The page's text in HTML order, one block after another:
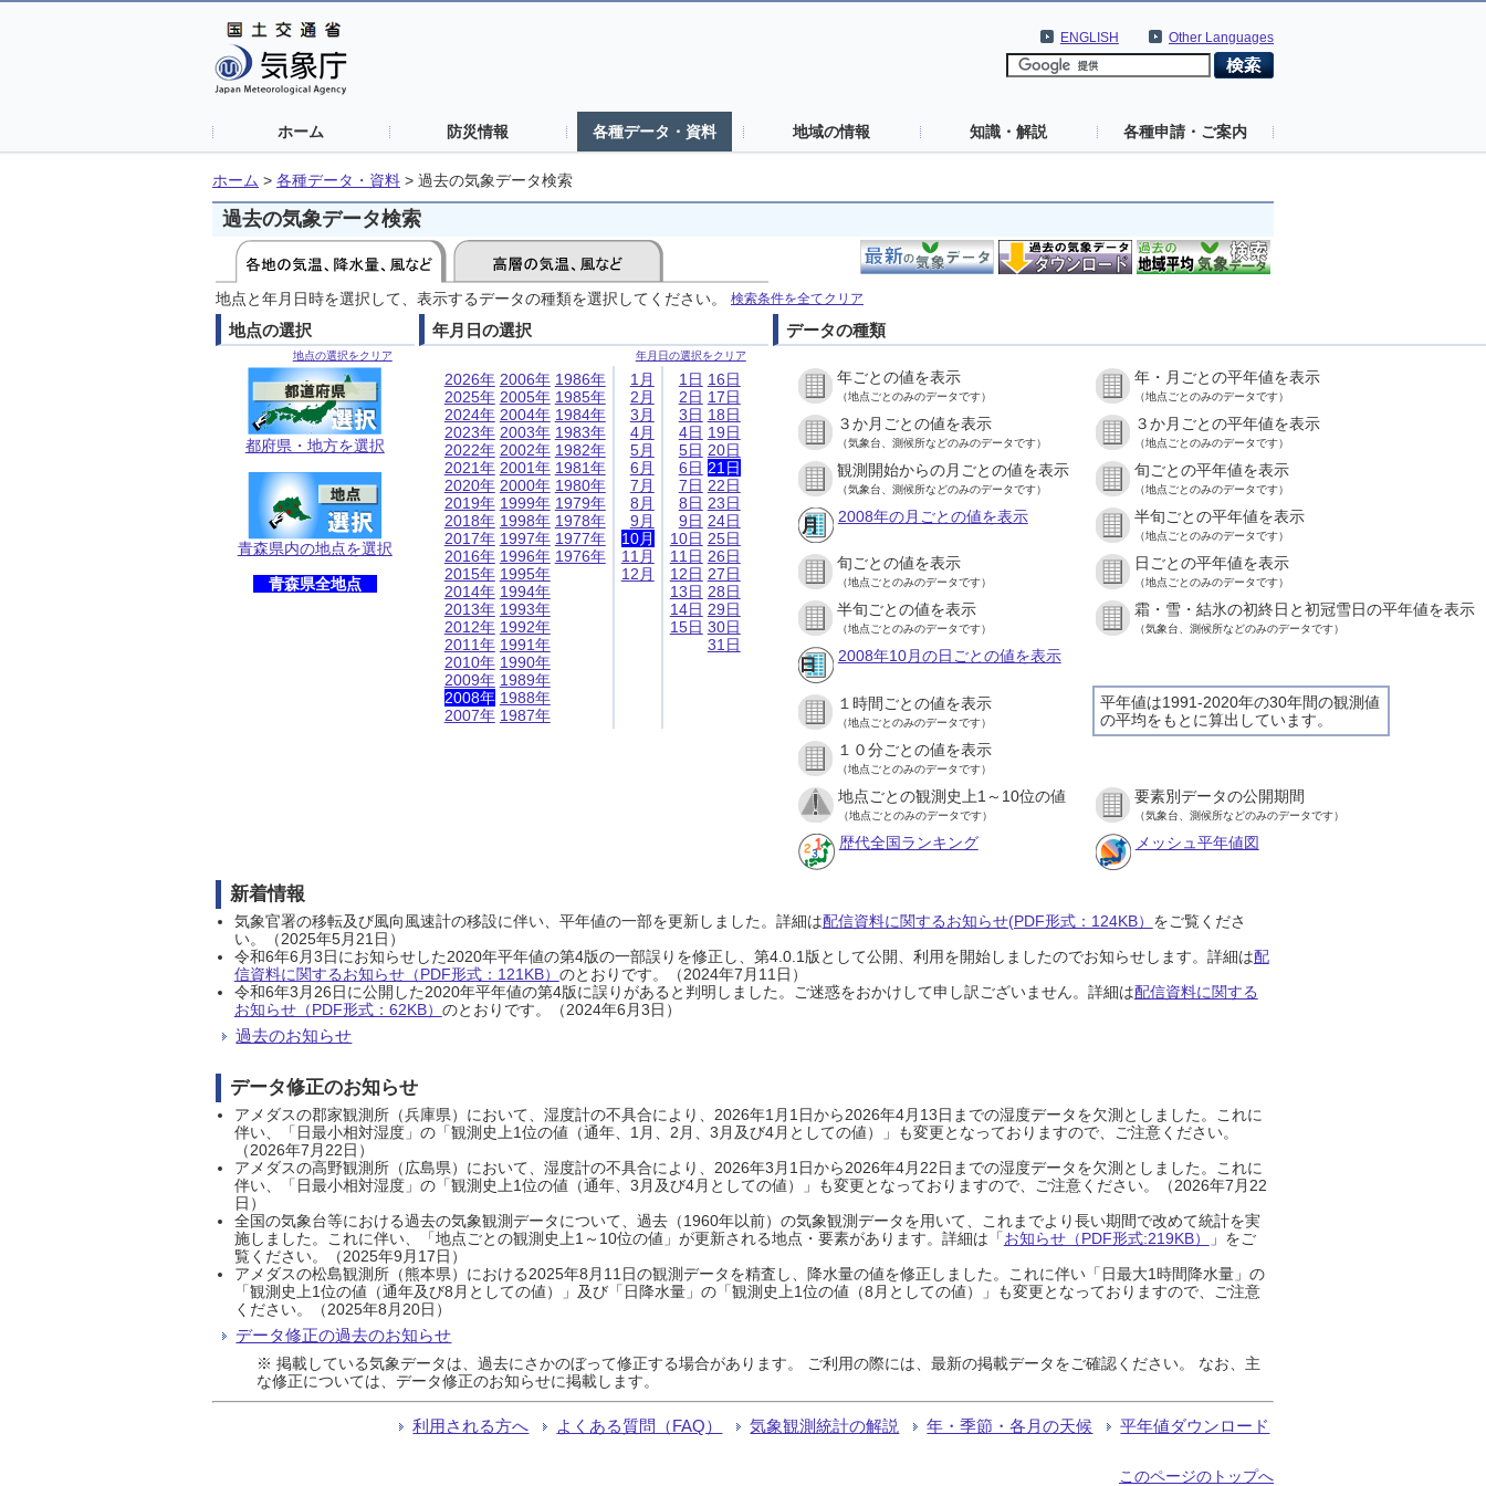
Other Languages
ENGLISH
ホーム 防災情報 各種データ・資料 地域の情報 知識・解説 各種申請・ご案内
ホーム > 各種データ・資料 > 過去の気象データ検索
過去の気象データ検索
地点と年月日時を選択して、表示するデータの種類を選択してください。 検索条件を全てクリア
地点の選択
地点の選択をクリア
都府県・地方を選択
青森県内の地点を選択
青森県全地点
年月日の選択
年月日の選択をクリア
2026年
2025年
2024年
2023年
2022年
2021年
2020年
2019年
2018年
2017年
2016年
2015年
2014年
2013年
2012年
2011年
2010年
2009年
2008年
2007年
2006年
2005年
2004年
2003年
2002年
2001年
2000年
1999年
1998年
1997年
1996年
1995年
1994年
1993年
1992年
1991年
1990年
1989年
1988年
1987年
1986年
1985年
1984年
1983年
1982年
1981年
1980年
1979年
1978年
1977年
1976年
1月
2月
3月
4月
5月
6月
7月
8月
9月
10月
11月
12月
1日
2日
3日
4日
5日
6日
7日
8日
9日
10日
11日
12日
13日
14日
15日
16日
17日
18日
19日
20日
21日
22日
23日
24日
25日
26日
27日
28日
29日
30日
31日
データの種類
年ごとの値を表示
（地点ごとのみのデータです）
年・月ごとの平年値を表示
（地点ごとのみのデータです）
３か月ごとの値を表示
（気象台、測候所などのみのデータです）
３か月ごとの平年値を表示
（地点ごとのみのデータです）
観測開始からの月ごとの値を表示
（気象台、測候所などのみのデータです）
旬ごとの平年値を表示
（地点ごとのみのデータです）
2008年の月ごとの値を表示 半旬ごとの平年値を表示
（地点ごとのみのデータです）
旬ごとの値を表示
（地点ごとのみのデータです）
日ごとの平年値を表示
（地点ごとのみのデータです）
半旬ごとの値を表示
（地点ごとのみのデータです）
霜・雪・結氷の初終日と初冠雪日の平年値を表示
（気象台、測候所などのみのデータです）
2008年10月の日ごとの値を表示
平年値は1991-2020年の30年間の観測値
の平均をもとに算出しています。
１時間ごとの値を表示
（地点ごとのみのデータです）
１０分ごとの値を表示
（地点ごとのみのデータです）
地点ごとの観測史上1～10位の値
（地点ごとのみのデータです）
要素別データの公開期間
（気象台、測候所などのみのデータです）
歴代全国ランキング メッシュ平年値図
新着情報
気象官署の移転及び風向風速計の移設に伴い、平年値の一部を更新しました。詳細は配信資料に関するお知らせ(PDF形式：124KB） をご覧くださ
い。（2025年5月21日）
令和6年6月3日にお知らせした2020年平年値の第4版の一部誤りを修正し、第4.0.1版として公開、利用を開始しましたのでお知らせします。詳細は配
信資料に関するお知らせ（PDF形式：121KB） のとおりです。（2024年7月11日）
令和6年3月26日に公開した2020年平年値の第4版に誤りがあると判明しました。ご迷惑をおかけして申し訳ございません。詳細は配信資料に関する
お知らせ（PDF形式：62KB） のとおりです。（2024年6月3日）
過去のお知らせ
データ修正のお知らせ
アメダスの郡家観測所（兵庫県）において、湿度計の不具合により、2026年1月1日から2026年4月13日までの湿度データを欠測としました。これに
伴い、「日最小相対湿度」の「観測史上1位の値（通年、1月、2月、3月及び4月としての値）」も変更となっておりますので、ご注意ください。
（2026年7月22日）
アメダスの高野観測所（広島県）において、湿度計の不具合により、2026年3月1日から2026年4月22日までの湿度データを欠測としました。これに
伴い、「日最小相対湿度」の「観測史上1位の値（通年、3月及び4月としての値）」も変更となっておりますので、ご注意ください。（2026年7月22
日）
全国の気象台等における過去の気象観測データについて、過去（1960年以前）の気象観測データを用いて、これまでより長い期間で改めて統計を実
施しました。これに伴い、「地点ごとの観測史上1～10位の値」が更新される地点・要素があります。詳細は「お知らせ（PDF形式:219KB）
」をご
覧ください。（2025年9月17日）
アメダスの松島観測所（熊本県）における2025年8月11日の観測データを精査し、降水量の値を修正しました。これに伴い「日最大1時間降水量」の
「観測史上1位の値（通年及び8月としての値）」及び「日降水量」の「観測史上1位の値（8月としての値）」も変更となっておりますので、ご注意
ください。（2025年8月20日）
データ修正の過去のお知らせ
※ 掲載している気象データは、過去にさかのぼって修正する場合があります。 ご利用の際には、最新の掲載データをご確認ください。 なお、主
な修正については、データ修正のお知らせに掲載します。
利用される方へ よくある質問（FAQ） 気象観測統計の解説 年・季節・各月の天候 平年値ダウンロード
このページのトップへ